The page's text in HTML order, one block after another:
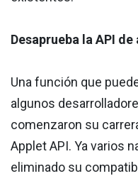
Desaprueba la API
Una función que
algunos
comenzaron su
Applet API. Ya varios
eliminado su